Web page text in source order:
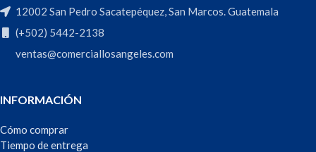
12002 San Pedro Sacatepéquez, San Marcos. Guatemala
(+502) 5442-2138
ventas@comerciallosangeles.com
INFORMACIÓN
Cómo comprar
Tiempo de entrega